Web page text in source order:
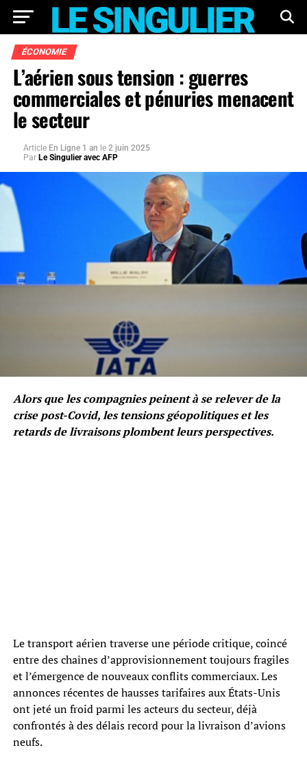
ÉCONOMIE
L’aérien sous tension : guerres
commerciales et pénuries menacent
le secteur
Article En Ligne 1 an le 2 juin 2025
Par Le Singulier avec AFP
Alors que les compagnies peinent à se relever de la
crise post-Covid, les tensions géopolitiques et les
retards de livraisons plombent leurs perspectives.
Le transport aérien traverse une période critique, coincé
entre des chaînes d’approvisionnement toujours fragiles
et l’émergence de nouveaux conflits commerciaux. Les
annonces récentes de hausses tarifaires aux États-Unis
ont jeté un froid parmi les acteurs du secteur, déjà
confrontés à des délais record pour la livraison d’avions
neufs.